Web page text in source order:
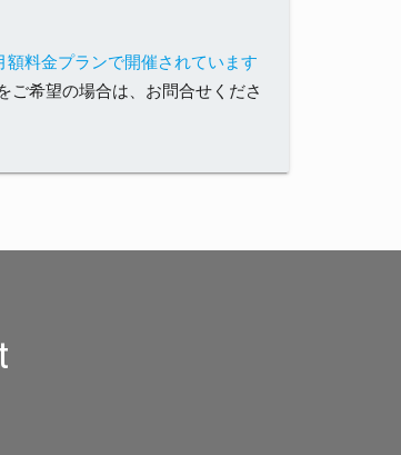
額料金プランで開催されています
ご希望の場合は、お問合せくださ